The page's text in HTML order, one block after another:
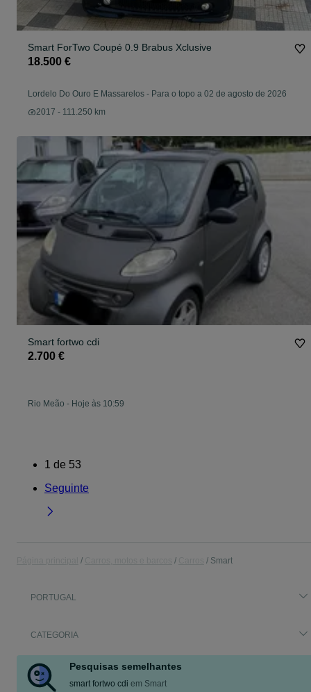
Smart ForTwo Coupé 0.9 Brabus Xclusive
18.500 €
Lordelo Do Ouro E Massarelos - Para o topo a 02 de agosto de 2026
2017 - 111.250 km
Smart fortwo cdi
2.700 €
Rio Meão - Hoje às 10:59
1 de 53
Seguinte
Smart
PORTUGAL
CATEGORIA
Pesquisas semelhantes
smart fortwo cdi em Smart